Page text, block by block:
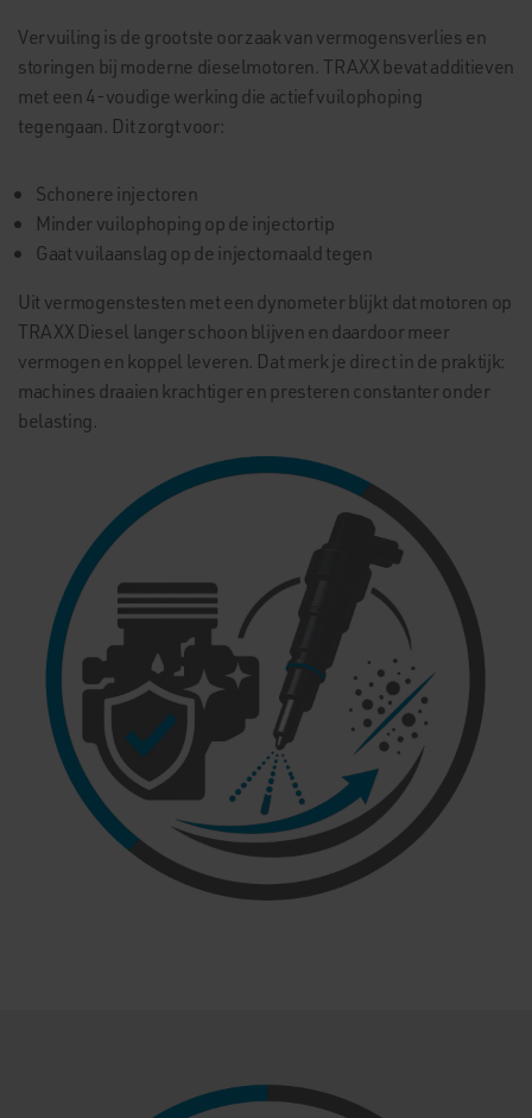
Vervuiling is de grootste oorzaak van vermogensverlies en
storingen bij moderne dieselmotoren. TRAXX bevat additieven
met een 4-voudige werking die actief vuilophoping
tegengaan. Dit zorgt voor:
Schonere injectoren
Minder vuilophoping op de injectortip
Gaat vuilaanslag op de injectornaald tegen
Uit vermogenstesten met een dynometer blijkt dat motoren op
TRAXX Diesel langer schoon blijven en daardoor meer
vermogen en koppel leveren. Dat merk je direct in de praktijk:
machines draaien krachtiger en presteren constanter onder
belasting.